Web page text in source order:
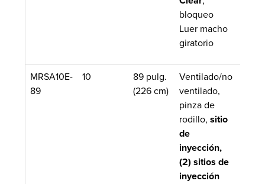
bloqueo
Luer macho
giratorio
MRSA10E-
89
10
89 pulg.
(226 cm)
Ventilado/no
ventilado,
pinza de
rodillo, sitio
de
inyección,
(2) sitios de
inyección